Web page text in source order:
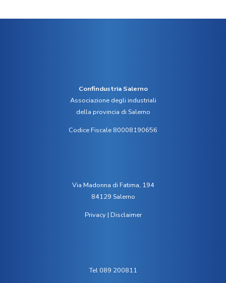
Confindustria Salerno
Associazione degli industriali
della provincia di Salerno
Codice Fiscale 80008190656
Via Madonna di Fatima, 194
84129 Salerno
Privacy| Disclaimer
Tel 089 200811